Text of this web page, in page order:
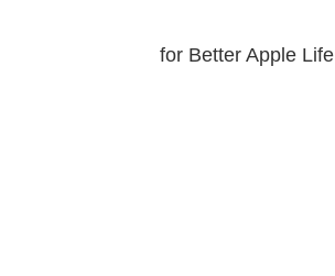
for Better Apple Life